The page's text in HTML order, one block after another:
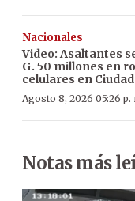
Nacionales
Video: Asaltantes
G. 50 millones en
celulares en
Agosto 8, 2026 05:26 p.
Notas más